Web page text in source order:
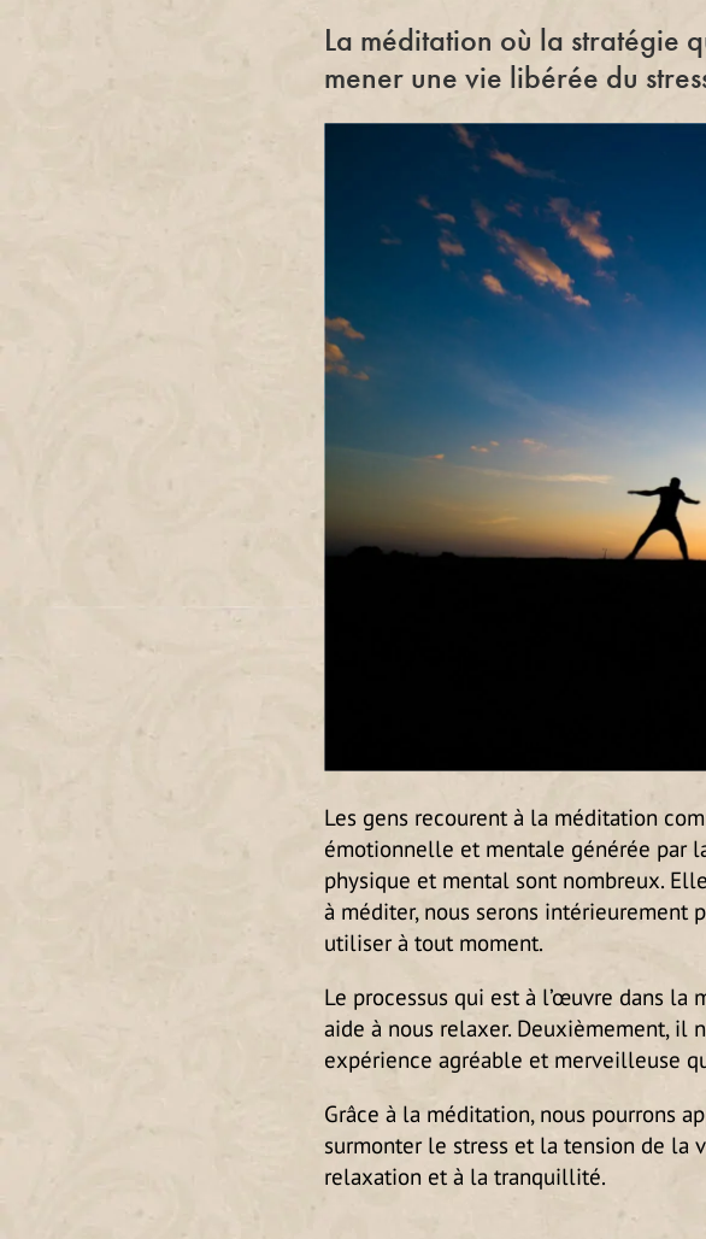
La méditation où la stratégie
mener une vie libérée du
Les gens recourent à la méditation
émotionnelle et mentale générée par
physique et mental sont nombreux.
à méditer, nous serons intérieurement
utiliser à tout moment.
Le processus qui est à l’œuvre dans la
aide à nous relaxer. Deuxièmement, il
expérience agréable et merveilleuse
Grâce à la méditation, nous pourrons
surmonter le stress et la tension de la
relaxation et à la tranquillité.